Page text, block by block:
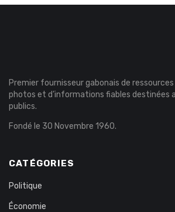
Premier fournisseur gabonais de
photos et d’informations fiables destinées
publics.
Fondé le 30 Novembre 1960.
CATÉGORIES
Politique
Économie